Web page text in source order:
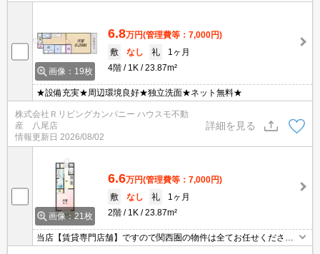
画像：19枚
6.8万円(管理費等：7,000円)
敷
なし 礼
1ヶ月
4階
1K 23.87m²
★設備充実★周辺環境良好★独立洗面★ネット無料★
株式会社Ｒリビングカンパニー ハウスモ不動
産 八尾店
情報更新日 2026/08/02
詳細を見る
画像：21枚
6.6万円(管理費等：7,000円)
敷
なし 礼
1ヶ月
2階
1K 23.87m²
当店【賃貸専門店舗】ですので関西圏の物件は全てお任せくださ
い！どこにある物件でも当店までお気軽にお問い合わせくださいま